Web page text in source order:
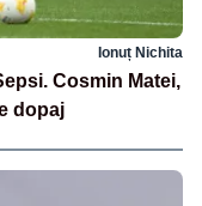
Ionuț Nichita
Cosmin Matei,
dopaj